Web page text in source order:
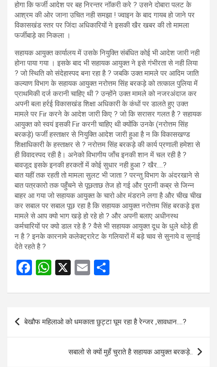
होगा कि फर्जी आदेश पर बह निरन्तर नॉकरी करे ? उसने दोबारा पलट के
आश्रम की ओर जाना उचित नही समझा ! ज्वाइन के बाद गायब हो जाने पर
विकासखंड स्तर पर जिंदा अधिकारियों ने इसकी खैर खबर की तो मामला
फर्जीबाड़े का निकला ।
सहायक आयुक्त कार्यालय में उसके नियुक्ति संबंधित कोई भी आदेश जारी नही
होना पाया गया । इसके बाद भी सहायक आयुक्त ने इसे गंभीरता से नही लिया
? जो स्थिति को संदेहास्पद बना रहा है ? जबकि उक्त मामले पर आदिम जाति
कल्याण विभाग के सहायक आयुक्त नरोत्तम सिंह बरकड़े को तत्काल पुलिया में
प्राथमिकी दर्ज करानी चाहिए थी ? उन्होंने उक्त मामले को नजरअंदाज कर
अपनी बला हर्रई विकासखंड शिक्षा अधिकारी के कंधों पर डालते हुए उक्त
मामले पर Fir करने के आदेश जारी किए ? जो कि सरासर गलत है ? सहायक
आयुक्त को स्वयं इसकी Fir करनी चाहिए थी क्योंकि उनके (नरोत्तम सिंह
बरकड़े) फर्जी हस्ताक्षर से नियुक्ति आदेश जारी हुआ है न कि विकासखण्ड
शिक्षाधिकारी के हस्ताक्षर से ? नरोत्तम सिंह बरकड़े की कार्य प्रणाली हमेशा से
ही विवादस्पद रही है। अनेको विभागीय जाँच इनकी शान में चल रही है ?
बावजूद इसके इनकी हरकतों में कोई सुधार नही हुआ ? खैर….?
बात यहीं तक रहती तो मामला सुलट भी जाता ? परन्तु विभाग के अंदरखाने से
बात पत्रकारो तक पहुँचने से पूछताछ तेज हो गई और पुरानी कब्र से जिन्न
बाहर आ गया जो सहायक आयुक्त के चारो ओर मंडराने लगा है और चीख चीख
कर सबाल पर सबाल पूछ रहा है कि सहायक आयुक्त नरोत्तम सिंह बरकड़े इस
मामले से आप क्यो भाग खड़े हो रहे हो ? और अपनी बलाए अधीनस्थ
कर्मचारियों पर क्यो डाल रहे है ? वैसे भी सहायक आयुक्त दूध के धुले थोड़े ही
न है ? इनके कारनामे कलेक्ट्रारेट के गलियारों में बड़े चाव से सुनाये व सुनाई
देते रहते है ?
F
ce
b
o
W
at
A
X
E
ail ar
Post
navigation
बेखौफ महिलाओ को धमकाता छुट्टा घूम रहा है रेन्जर ,सावधान….?
सबालो से क्यों मुहँ चुराते है सहायक आयुक्त बरकड़े..